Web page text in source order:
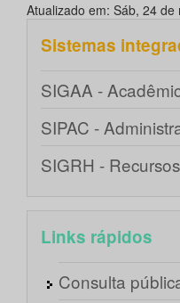
Atualizado em: Sáb, 24
Sistemas
SIGAA -
SIPAC -
SIGRH -
Links rápidos
Consulta